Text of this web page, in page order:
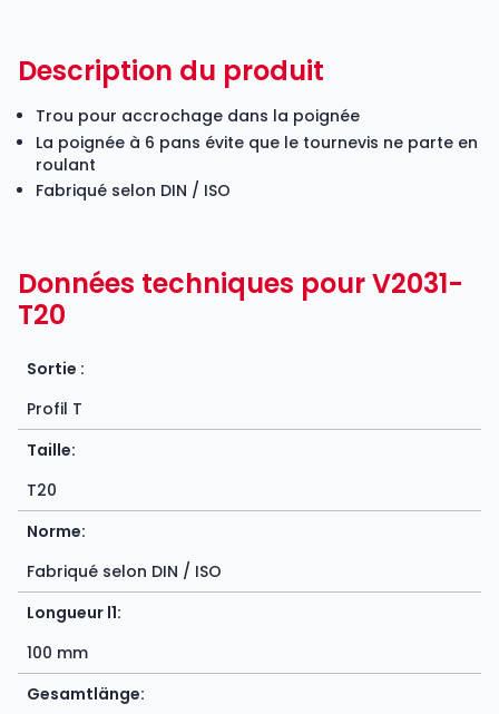
Description du produit
Trou pour accrochage dans la poignée
La poignée à 6 pans évite que le tournevis ne parte en
roulant
Fabriqué selon DIN / ISO
Données techniques pour V2031-
T20
Sortie :
Profil T
Taille:
T20
Norme:
Fabriqué selon DIN / ISO
Longueur l1:
100 mm
Gesamtlänge: